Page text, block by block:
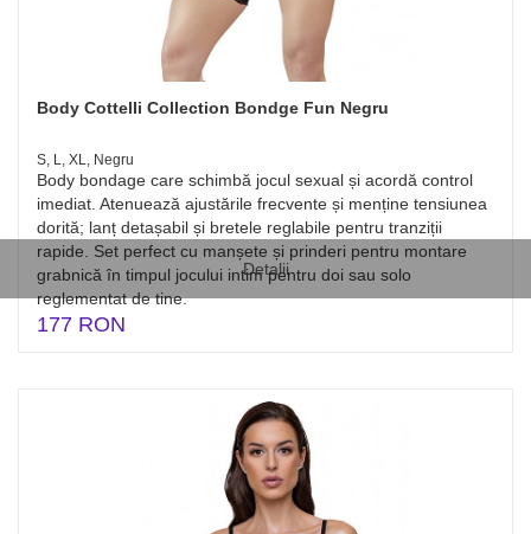
Detalii
Body Cottelli Collection Bondge Fun Negru
S, L, XL, Negru
Body bondage care schimbă jocul sexual și acordă control
imediat. Atenuează ajustările frecvente și menține tensiunea
dorită; lanț detașabil și bretele reglabile pentru tranziții
rapide. Set perfect cu manșete și prinderi pentru montare
grabnică în timpul jocului intim pentru doi sau solo
reglementat de tine.
177 RON